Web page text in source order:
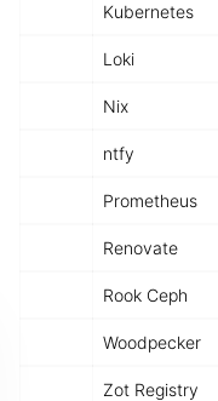
Kubernetes
Loki
Nix
ntfy
Prometheus
Renovate
Rook Ceph
Woodpecker
Zot Registry